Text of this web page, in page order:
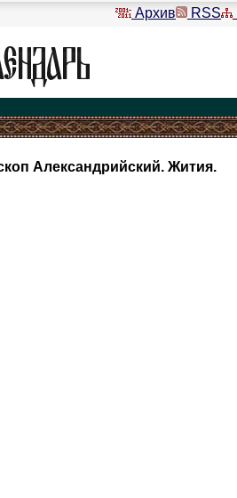
Архив RSS
Александрийский. Жития.